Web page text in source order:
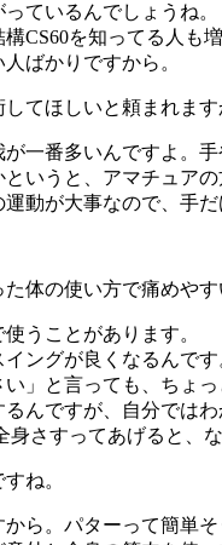
ているんでしょうね。
CS60を知ってる人も
ばかりですから。
てほしいと頼まれます
一番多いんですよ。手
いうと、アマチュア
動が大事なので、手
体の使い方で痛めや
うことがあります。
ングが良くなるんです
」と言っても、ちょ
んですが、自分ではわ
身さすってあげると、
ね。
ら。パターって簡単そ